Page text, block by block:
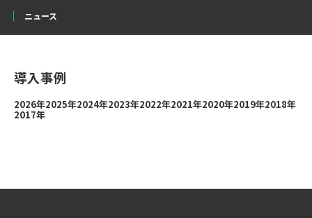
ニュース
導入事例
2026年2025年2024年2023年2022年2021年2020年2019年2018年
2017年